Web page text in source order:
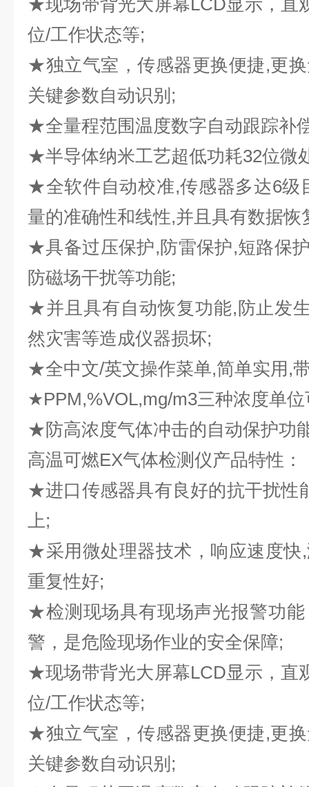
★现场带背光大屏幕LCD显示，直
位/工作状态等;
★独立气室，传感器更换便捷,更
关键参数自动识别;
★全量程范围温度数字自动跟踪补
★半导体纳米工艺超低功耗32位微
★全软件自动校准,传感器多达6级
量的准确性和线性,并且具有数据恢
★具备过压保护,防雷保护,短路保
防磁场干扰等功能;
★并且具有自动恢复功能,防止发
然灾害等造成仪器损坏;
★全中文/英文操作菜单,简单实用,
★PPM,%VOL,mg/m3三种浓度单
★防高浓度气体冲击的自动保护功
高温可燃EX气体检测仪产品特性：
★进口传感器具有良好的抗干扰性
上;
★采用微处理器技术，响应速度快
重复性好;
★检测现场具有现场声光报警功
警，是危险现场作业的安全保障;
★现场带背光大屏幕LCD显示，直
位/工作状态等;
★独立气室，传感器更换便捷,更
关键参数自动识别;